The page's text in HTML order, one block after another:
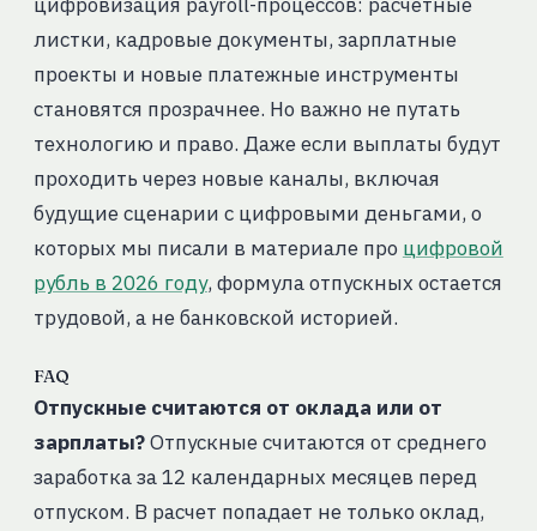
листки, кадровые документы, зарплатные
проекты и новые платежные инструменты
становятся прозрачнее. Но важно не путать
технологию и право. Даже если выплаты будут
проходить через новые каналы, включая
будущие сценарии с цифровыми деньгами, о
которых мы писали в материале про цифровой
рубль в 2026 году, формула отпускных остается
трудовой, а не банковской историей.
FAQ
Отпускные считаются от оклада или от
зарплаты?Отпускные считаются от среднего
заработка за 12 календарных месяцев перед
отпуском. В расчет попадает не только оклад,